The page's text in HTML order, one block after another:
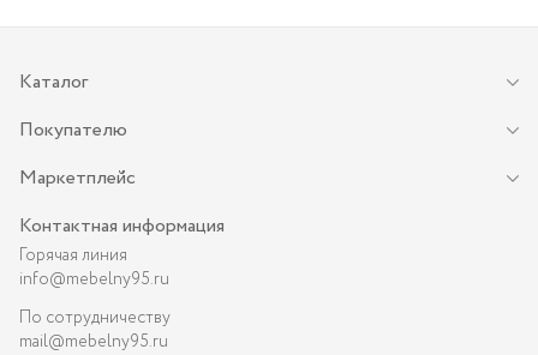
Каталог
Покупателю
Маркетплейс
Контактная информация
Горячая линия
info@mebelny95.ru
По сотрудничеству
mail@mebelny95.ru